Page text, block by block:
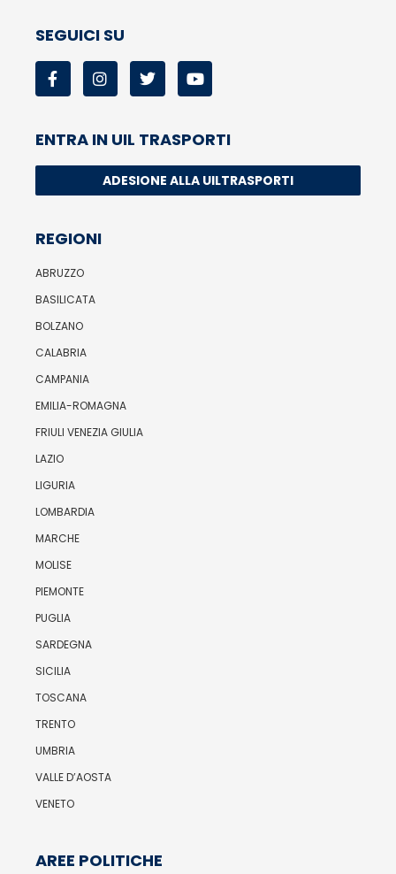
SEGUICI SU
ENTRA IN UIL TRASPORTI
ADESIONE ALLA UILTRASPORTI
REGIONI
ABRUZZO
BASILICATA
BOLZANO
CALABRIA
CAMPANIA
EMILIA-ROMAGNA
FRIULI VENEZIA GIULIA
LAZIO
LIGURIA
LOMBARDIA
MARCHE
MOLISE
PIEMONTE
PUGLIA
SARDEGNA
SICILIA
TOSCANA
TRENTO
UMBRIA
VALLE D’AOSTA
VENETO
AREE POLITICHE